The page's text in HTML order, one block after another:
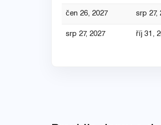
čen 26, 2027 srp 27,
srp 27, 2027 říj 31,